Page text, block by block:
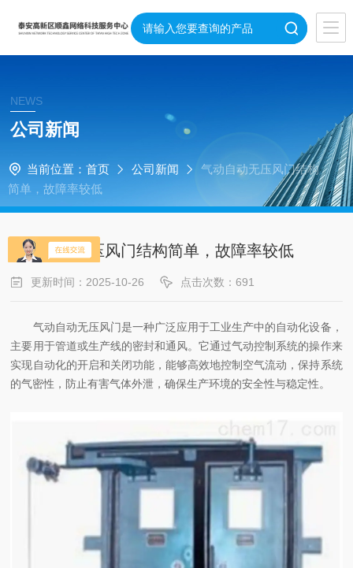
NEWS
公司新闻
当前位置： 首页 公司新闻
气动自动无压风门结构
简单，故障率较低
气动自动无压风门结构简单，故障率较低
更新时间：2025-10-26 点击次数：691
气动自动无压风门是一种广泛应用于工业生产中的自动化设备，
主要用于管道或生产线的密封和通风。它通过气动控制系统的操作来
实现自动化的开启和关闭功能，能够高效地控制空气流动，保持系统
的气密性，防止有害气体外泄，确保生产环境的安全性与稳定性。